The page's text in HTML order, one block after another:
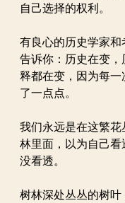
自己选择的权利。
有良心的历史学家
告诉你：历史在变
释都在变，因为每
了一点点。
我们永远是在这繁
林里面，以为自己
没看透。
树林深处丛丛的树